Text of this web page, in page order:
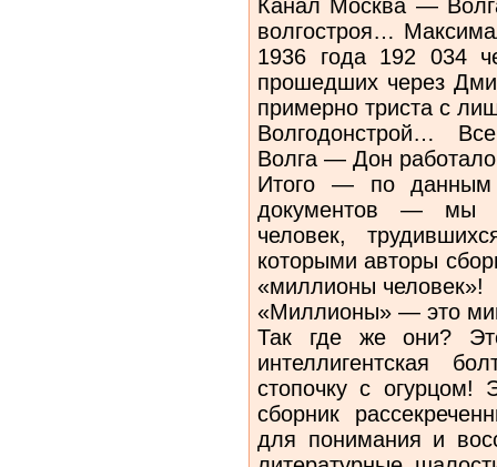
Канал Москва —
волгостроя…
1936 года 192 034
прошедших через
примерно триста с
Волгодонстрой…
Волга — Дон
Итого — по данным
документов — мы
человек,
которыми авторы
«миллионы человек»!
«Миллионы» — это
Так где же они?
интеллигентская
стопочку с
сборник
для понимания и